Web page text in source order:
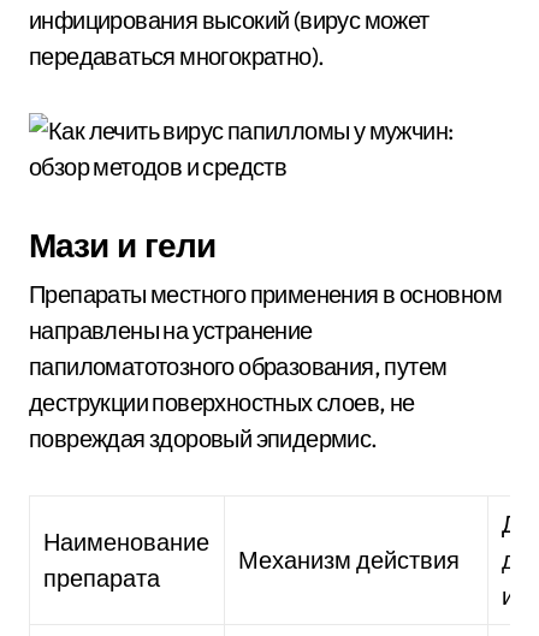
инфицирования высокий (вирус может
передаваться многократно).
Мази и гели
Препараты местного применения в основном
направлены на устранение
папиломатотозного образования, путем
деструкции поверхностных слоев, не
повреждая здоровый эпидермис.
Наименование
препарата
Механизм действия